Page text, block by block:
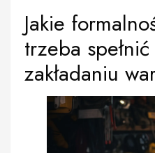
Jakie
trzeba
zakładaniu